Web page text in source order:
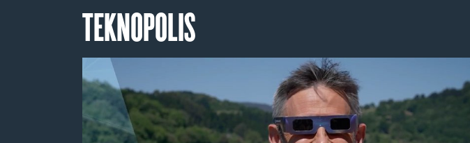
TEKNOPOLIS